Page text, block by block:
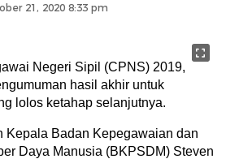
21, 2020 8:33 pm
Negeri Sipil (CPNS) 2019,
hasil akhir untuk
lolos ketahap selanjutnya.
Kepala Badan Kepegawaian dan
Daya Manusia (BKPSDM) Steven